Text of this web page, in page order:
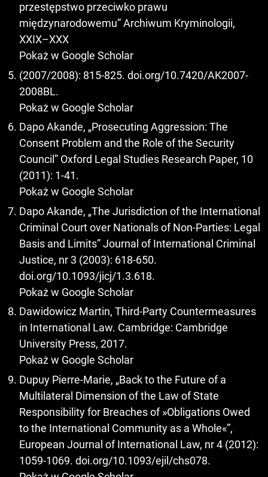
przestępstwo przeciwko prawu
międzynarodowemu” Archiwum Kryminologii,
XXIX–XXX
Pokaż w Google Scholar
(2007/2008): 815-825. doi.org/10.7420/AK2007-
2008BL.
Pokaż w Google Scholar
Dapo Akande, „Prosecuting Aggression: The
Consent Problem and the Role of the Security
Council” Oxford Legal Studies Research Paper, 10
(2011): 1-41.
Pokaż w Google Scholar
Dapo Akande, „The Jurisdiction of the International
Criminal Court over Nationals of Non-Parties: Legal
Basis and Limits” Journal of International Criminal
Justice, nr 3 (2003): 618-650.
doi.org/10.1093/jicj/1.3.618.
Pokaż w Google Scholar
Dawidowicz Martin, Third-Party Countermeasures
in International Law. Cambridge: Cambridge
University Press, 2017.
Pokaż w Google Scholar
Dupuy Pierre-Marie, „Back to the Future of a
Multilateral Dimension of the Law of State
Responsibility for Breaches of »Obligations Owed
to the International Community as a Whole«”,
European Journal of International Law, nr 4 (2012):
1059-1069. doi.org/10.1093/ejil/chs078.